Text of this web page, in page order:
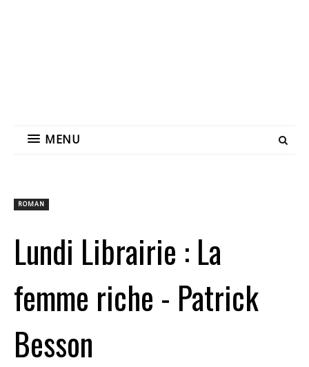
MENU
ROMAN
Lundi Librairie : La
femme riche - Patrick
Besson